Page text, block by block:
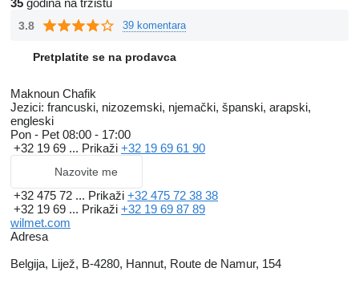
35 godina na tržištu
3.8 39 komentara
Pretplatite se na prodavca
Maknoun Chafik
Jezici: francuski, nizozemski, njemački, španski, arapski,
engleski
Pon - Pet 08:00 - 17:00
+32 19 69 ... Prikaži +32 19 69 61 90
Nazovite me
+32 475 72 ... Prikaži +32 475 72 38 38
+32 19 69 ... Prikaži +32 19 69 87 89
wilmet.com
Adresa
Belgija, Lijež, B-4280, Hannut, Route de Namur, 154